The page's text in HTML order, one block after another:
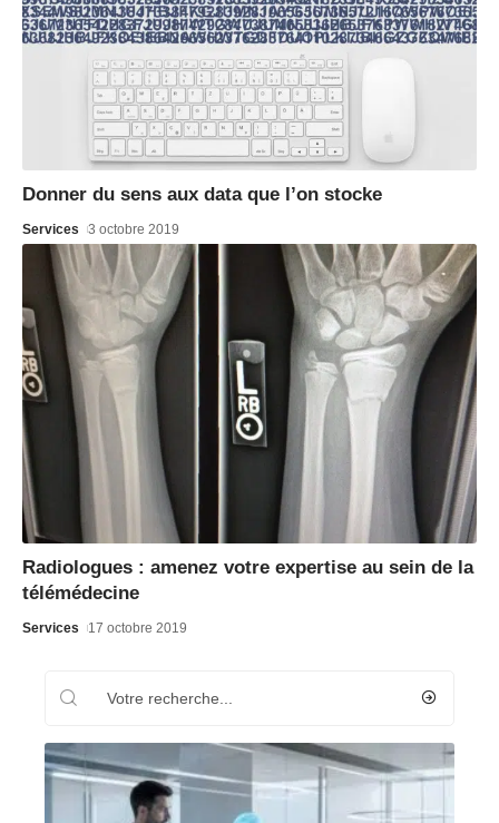
Donner du sens aux data que l’on stocke
Services 3 octobre 2019
Radiologues : amenez votre expertise au sein de la
télémédecine
Services 17 octobre 2019